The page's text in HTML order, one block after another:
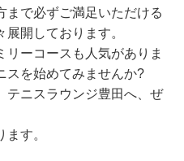
まで必ずご満足いただける
開しております。
リーコースも人気がありま
スを始めてみませんか?
テニスラウンジ豊田へ、ぜ
す。